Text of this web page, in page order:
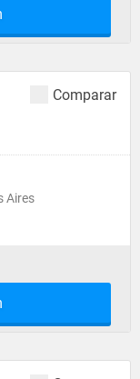
Comparar
Aires